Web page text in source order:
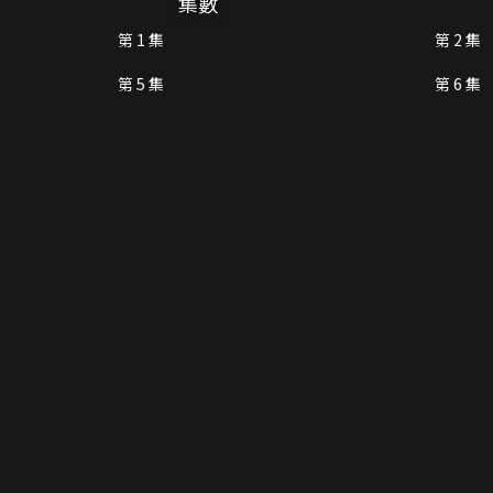
第 1 集 第 2 集
第 5 集
第 6 集